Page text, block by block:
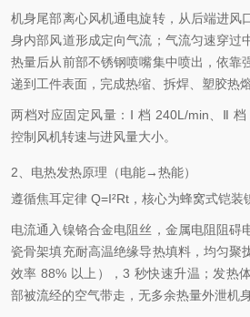
机身尾部离心风机通电旋转，从后端进风
身内部风道形成定向气流；气流匀速穿过
热量后从前部不锈钢喷嘴集中喷出，依靠
递到工件表面，完成热缩、拆焊、塑胶热熔
两档对应固定风量：Ⅰ 档 240L/min、Ⅱ
控制风机转速与进风量大小。
2、电热发热原理（电能→热能）
遵循焦耳定律 Q=I²Rt ，核心为蜂窝式铠装
电流通入镍铬合金电阻丝，金属电阻阻碍
瓷骨架填充耐高温绝缘导热填料，均匀聚
效率 88% 以上），3 秒快速升温；发热
部被流经的空气带走，无多余热量外泄机身